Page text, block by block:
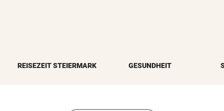
REISEZEIT STEIERMARK GESUNDHEIT